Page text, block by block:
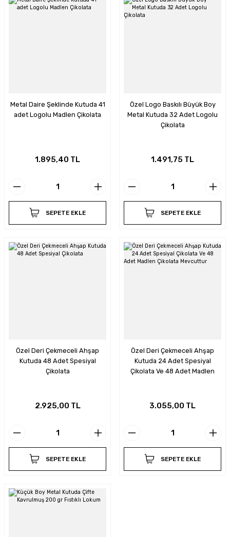
Metal Daire Şeklinde Kutuda 41
adet Logolu Madlen Çikolata
1.895,40 TL
SEPETE EKLE
Özel Logo Baskılı Büyük Boy
Metal Kutuda 32 Adet Logolu
Çikolata
1.491,75 TL
SEPETE EKLE
Özel Deri Çekmeceli Ahşap
Kutuda 48 Adet Spesiyal
Çikolata
2.925,00 TL
SEPETE EKLE
Özel Deri Çekmeceli Ahşap
Kutuda 24 Adet Spesiyal
Çikolata Ve 48 Adet Madlen
3.055,00 TL
SEPETE EKLE